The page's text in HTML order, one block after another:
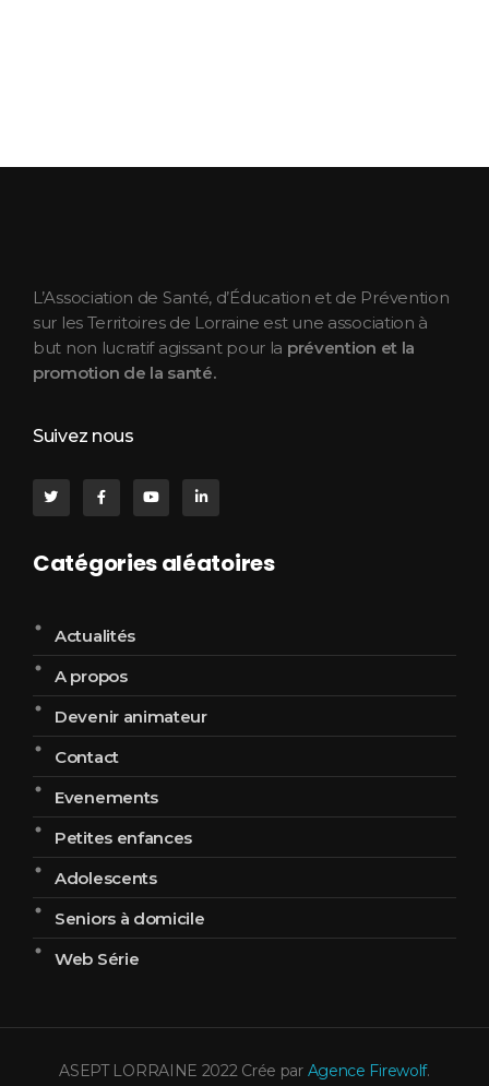
L’Association de Santé, d’Éducation et de Prévention
sur les Territoires de Lorraine est une association à
but non lucratif agissant pour la prévention et la
promotion de la santé.
Suivez nous
Catégories aléatoires
Actualités
A propos
Devenir animateur
Contact
Evenements
Petites enfances
Adolescents
Seniors à domicile
Web Série
ASEPT LORRAINE 2022 Crée par Agence Firewolf.